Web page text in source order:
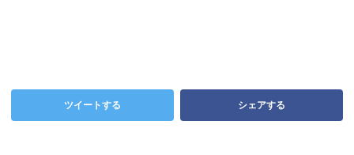
ツイートする シェアする